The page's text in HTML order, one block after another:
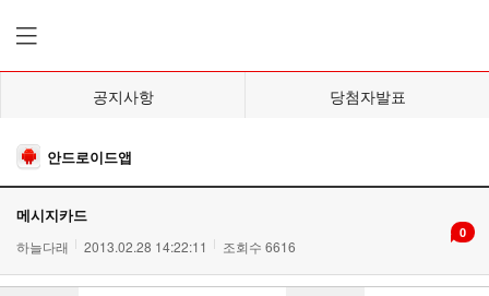
공지사항 당첨자발표
안드로이드앱
메시지카드
하늘다래 2013.02.28 14:22:11 조회수 6616
0